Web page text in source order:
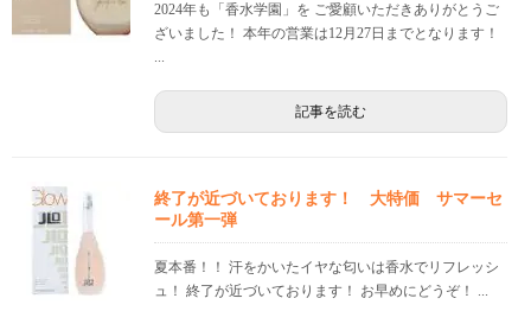
2024年も「香水学園」を ご愛顧いただきありがとうご
ざいました！ 本年の営業は12月27日までとなります！
...
記事を読む
終了が近づいております！ 大特価 サマーセ
ール第一弾
夏本番！！ 汗をかいたイヤな匂いは香水でリフレッシ
ュ！ 終了が近づいております！ お早めにどうぞ！ ...